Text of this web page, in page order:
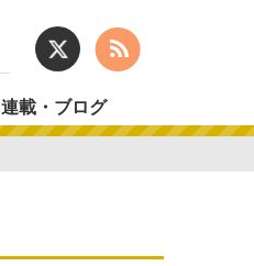
連載・ブログ